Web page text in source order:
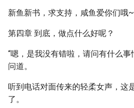
新鱼新书，求支持，咸鱼爱你们哦~
第四章 到底，做点什么好呢？
“嗯，是我没有错啦，请问有什么
问道。
听到电话对面传来的轻柔女声，这
了。